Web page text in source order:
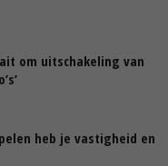
om uitschakeling van
heb je vastigheid en